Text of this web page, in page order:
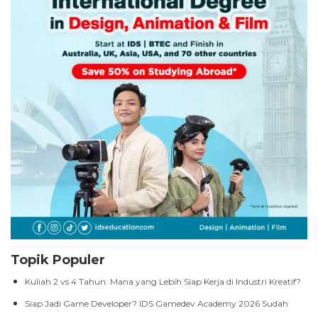
Topik Populer
Kuliah 2 vs 4 Tahun: Mana yang Lebih Siap Kerja di Industri Kreatif?
Siap Jadi Game Developer? IDS Gamedev Academy 2026 Sudah